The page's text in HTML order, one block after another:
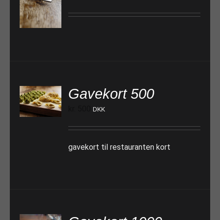
Gavekort 500
DKK
gavekort til restauranten kort